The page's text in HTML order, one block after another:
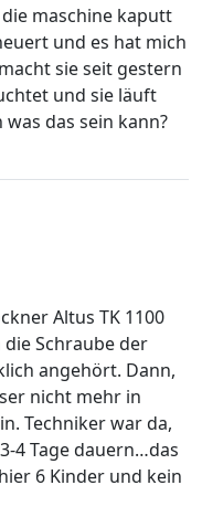
maschine kaputt
und es hat mich
sie seit gestern
und sie läuft
das sein kann?
Altus TK 1100
Schraube der
angehört. Dann,
nicht mehr in
Techniker war da,
4 Tage dauern…das
6 Kinder und kein